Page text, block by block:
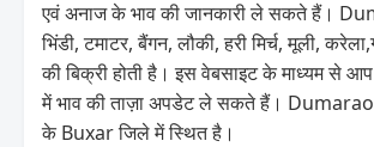
एवं अनाज के भाव की जानकारी ले सकते हैं।
भिंडी, टमाटर, बैंगन, लौकी, हरी मिर्च, मूली,
की बिक्री होती है। इस वेबसाइट के माध्यम से
में भाव की ताज़ा अपडेट ले सकते हैं। Dumarao
के Buxar जिले में स्थित है।